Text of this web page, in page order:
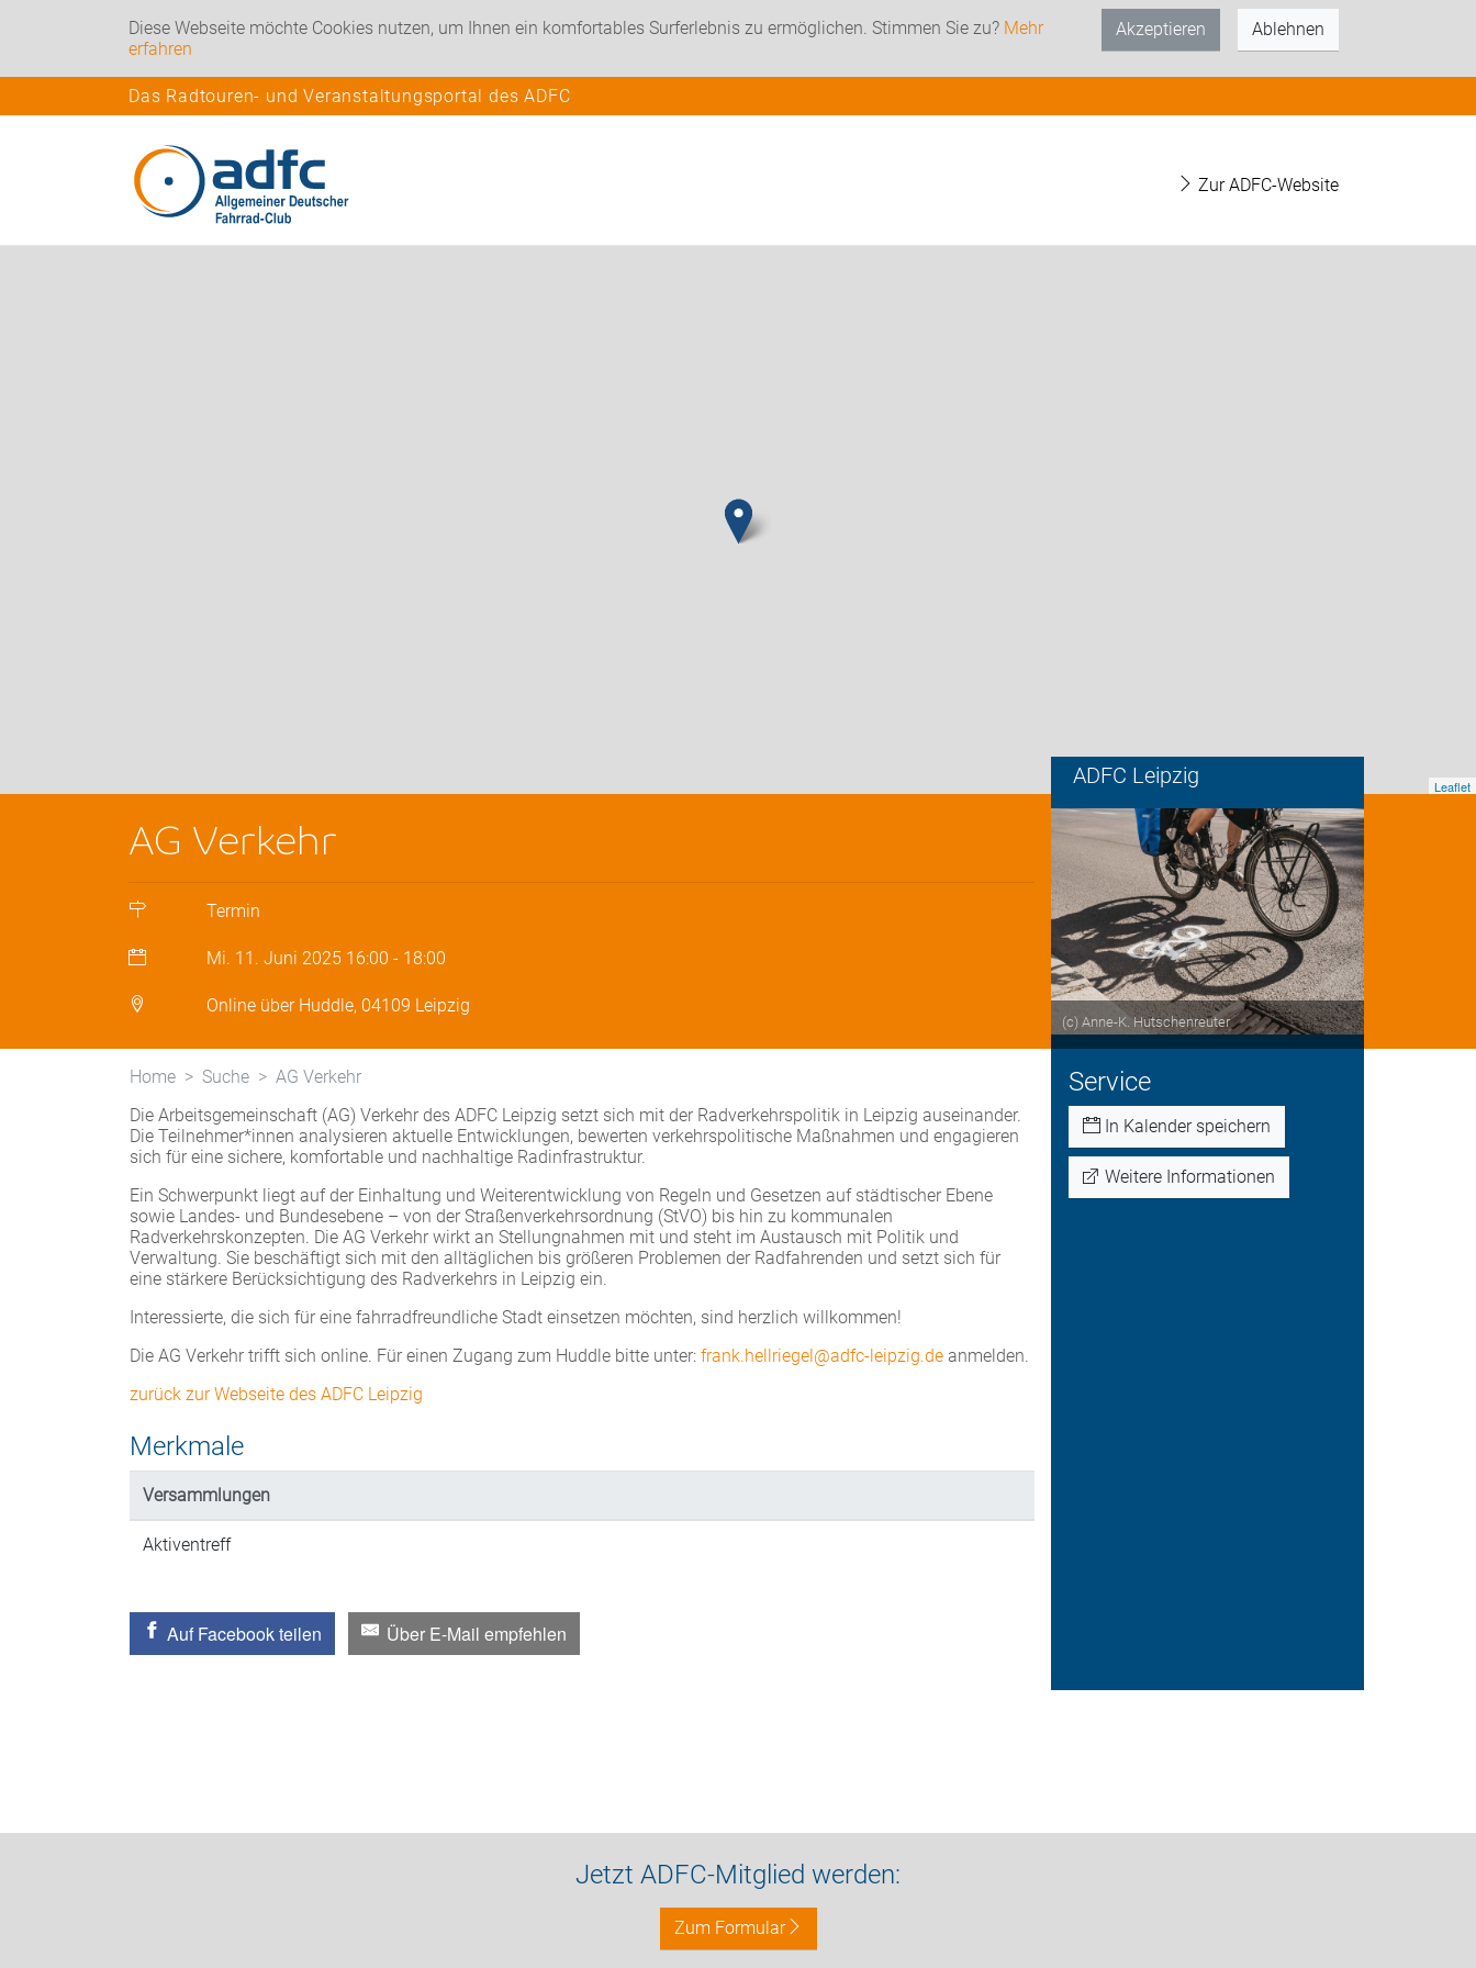
Diese Webseite möchte Cookies nutzen, um Ihnen ein komfortables Surferlebnis zu ermöglichen. Stimmen Sie zu? Mehr
erfahren
Akzeptieren Ablehnen
Das Radtouren- und Veranstaltungsportal des ADFC
Zur ADFC-Website
Leaflet
ADFC Leipzig
AG Verkehr
Termin
Mi. 11. Juni 2025 16:00 - 18:00
Online über Huddle, 04109 Leipzig
(c) Anne-K. Hutschenreuter
Service
In Kalender speichern
Weitere Informationen
Home Suche
AG Verkehr
Die Arbeitsgemeinschaft (AG) Verkehr des ADFC Leipzig setzt sich mit der Radverkehrspolitik in Leipzig auseinander.
Die Teilnehmer*innen analysieren aktuelle Entwicklungen, bewerten verkehrspolitische Maßnahmen und engagieren
sich für eine sichere, komfortable und nachhaltige Radinfrastruktur.
Ein Schwerpunkt liegt auf der Einhaltung und Weiterentwicklung von Regeln und Gesetzen auf städtischer Ebene
sowie Landes- und Bundesebene – von der Straßenverkehrsordnung (StVO) bis hin zu kommunalen
Radverkehrskonzepten. Die AG Verkehr wirkt an Stellungnahmen mit und steht im Austausch mit Politik und
Verwaltung. Sie beschäftigt sich mit den alltäglichen bis größeren Problemen der Radfahrenden und setzt sich für
eine stärkere Berücksichtigung des Radverkehrs in Leipzig ein.
Interessierte, die sich für eine fahrradfreundliche Stadt einsetzen möchten, sind herzlich willkommen!
Die AG Verkehr trifft sich online. Für einen Zugang zum Huddle bitte unter: frank.hellriegel@adfc-leipzig.de anmelden.
zurück zur Webseite des ADFC Leipzig
Merkmale
Versammlungen
Aktiventreff
Auf Facebook teilen Über E-Mail empfehlen
Jetzt ADFC-Mitglied werden:
Zum Formular